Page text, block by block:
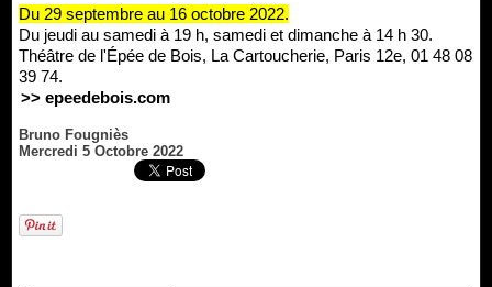
Du 29 septembre au 16 octobre 2022.
Du jeudi au samedi à 19 h, samedi et dimanche à 14 h 30.
Théâtre de l'Épée de Bois, La Cartoucherie, Paris 12e, 01 48 08
39 74.
>> epeedebois.com
Bruno Fougniès
Mercredi 5 Octobre 2022